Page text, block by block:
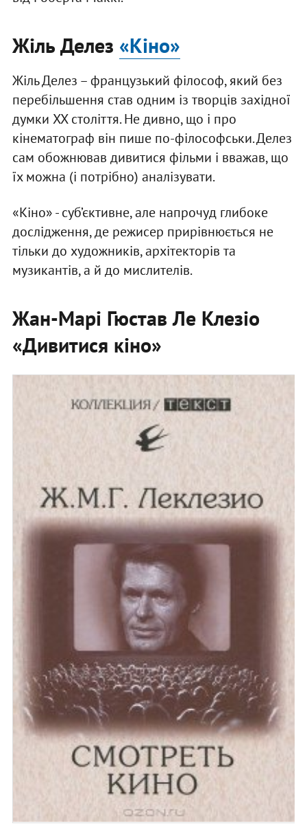
Жіль Делез «Кіно»
Жіль Делез – французький філософ, який без
перебільшення став одним із творців західної
думки XX століття. Не дивно, що і про
кінематограф він пише по-філософськи. Делез
сам обожнював дивитися фільми і вважав, що
їх можна (і потрібно) аналізувати.
«Кіно» - суб’єктивне, але напрочуд глибоке
дослідження, де режисер прирівнюється не
тільки до художників, архітекторів та
музикантів, а й до мислителів.
Жан-Марі Гюстав Ле Клезіо
«Дивитися кіно»